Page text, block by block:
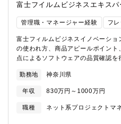
富士フイルムビジネスエキス
管理職・マネージャー経験 フ
富士フィルムビジネスイノベーシ
の使われ方、商品アピールポイン
点によるソフトウェアの品質確認を
開発部門へ改善提案をするなど、富
質向上とお客様満足度向上に努め
務・ソフトウェアテスト設計業務・
プロセス改善提案■管理業務・業務
勤務地 神奈川県
年収 830万円～1000万円
職種
ネット系プロジェクトマ